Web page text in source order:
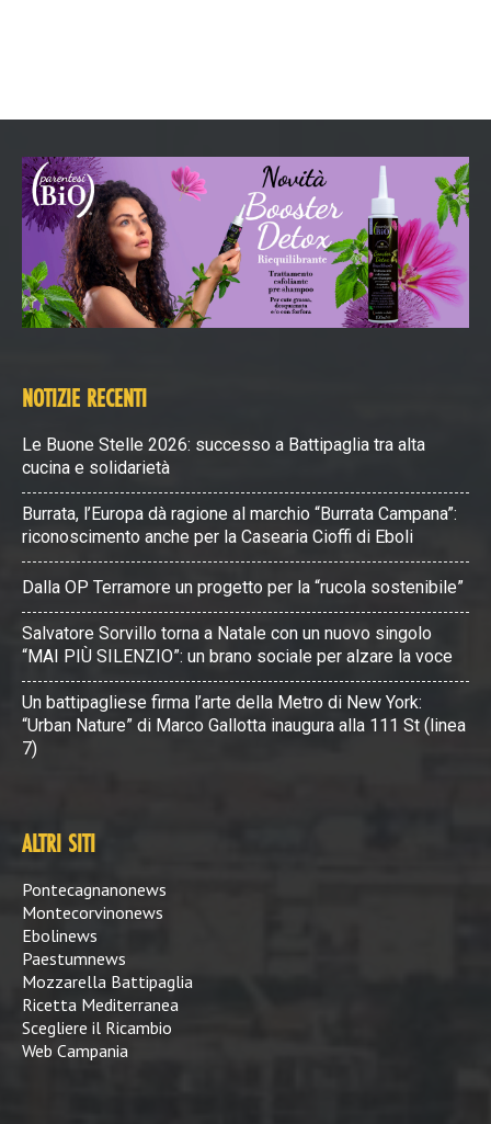
NOTIZIE RECENTI
Le Buone Stelle 2026: successo a Battipaglia tra alta
cucina e solidarietà
Burrata, l’Europa dà ragione al marchio “Burrata Campana”:
riconoscimento anche per la Casearia Cioffi di Eboli
Dalla OP Terramore un progetto per la “rucola sostenibile”
Salvatore Sorvillo torna a Natale con un nuovo singolo
“MAI PIÙ SILENZIO”: un brano sociale per alzare la voce
Un battipagliese firma l’arte della Metro di New York:
“Urban Nature” di Marco Gallotta inaugura alla 111 St (linea
7)
ALTRI SITI
Pontecagnanonews
Montecorvinonews
Ebolinews
Paestumnews
Mozzarella Battipaglia
Ricetta Mediterranea
Scegliere il Ricambio
Web Campania